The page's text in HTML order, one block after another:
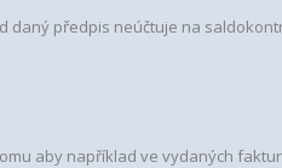
daný předpis neúčtuje na
aby například ve vydaných